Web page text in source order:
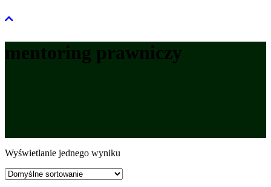
mentoring prawniczy
Wyświetlanie jednego wyniku